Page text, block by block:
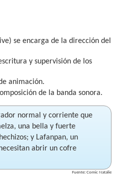
se encarga de la dirección del
y supervisión de los
animación.
de la banda sonora.
normal y corriente que
una bella y fuerte
y Lafanpan, un
abrir un cofre
Fuente: Comic Natalie